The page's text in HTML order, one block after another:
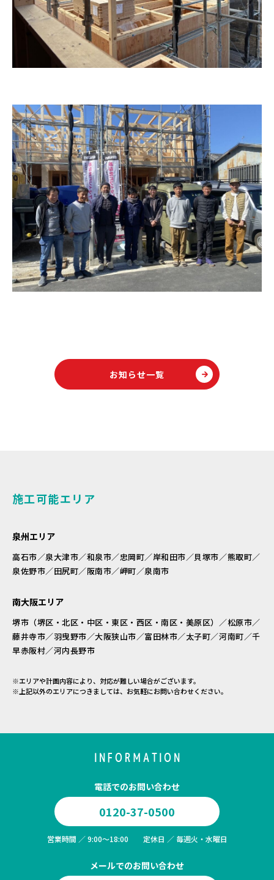
お知らせ一覧
施工可能エリア
泉州エリア
高石市／泉大津市／和泉市／忠岡町／岸和田市／貝塚市／熊取町／
泉佐野市／田尻町／阪南市／岬町／泉南市
南大阪エリア
堺市（堺区・北区・中区・東区・西区・南区・美原区）／松原市／
藤井寺市／羽曳野市／大阪狭山市／富田林市／太子町／河南町／千
早赤阪村／河内長野市
※エリアや計画内容により、対応が難しい場合がございます。
※上記以外のエリアにつきましては、お気軽にお問い合わせください。
INFORMATION
電話でのお問い合わせ
0120-37-0500
営業時間 ／ 9:00～18:00 定休日 ／ 毎週火・水曜日
メールでのお問い合わせ